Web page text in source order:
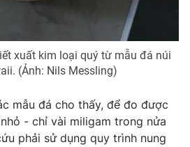
hình Việt Nam
VTV
in và báo điện tử số 483/GP-BTTTT
Thủy
Thị Mỹ Hạnh, Phạm Quốc Thắng,
xuất kim loại quý từ mẫu đá núi
(Ảnh: Nils Messling)
mẫu đá cho thấy, để đo được
- chỉ vài miligam trong nửa
phải sử dụng quy trình nung